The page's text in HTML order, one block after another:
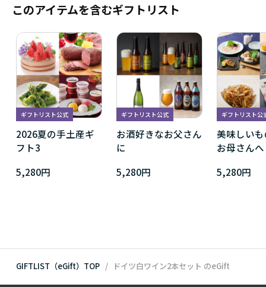
このアイテムを含むギフトリスト
ギフトリスト公式
2026夏の手土産ギ
フト3
5,280円
ギフトリスト公式
お酒好きなお父さん
に
5,280円
ギフトリスト公
美味しい
お母さんへ
5,280円
GIFTLIST（eGift）TOP ドイツ白ワイン2本セット のeGift